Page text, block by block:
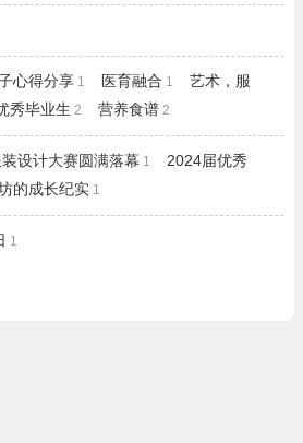
心得分享 1 医育融合 1
艺术，服
秀毕业生 2 营养食谱 2
设计大赛圆满落幕 1
2024届优秀
的成长纪实 1
1